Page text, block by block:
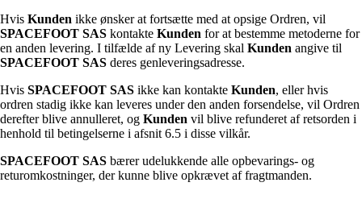
Hvis Kunden ikke ønsker at fortsætte med at opsige Ordren, vil
SPACEFOOT SAS kontakte Kunden for at bestemme metoderne for
en anden levering. I tilfælde af ny Levering skal Kunden angive til
SPACEFOOT SAS deres genleveringsadresse.
Hvis SPACEFOOT SAS ikke kan kontakte Kunden, eller hvis
ordren stadig ikke kan leveres under den anden forsendelse, vil Ordren
derefter blive annulleret, og Kunden vil blive refunderet af retsorden i
henhold til betingelserne i afsnit 6.5 i disse vilkår.
SPACEFOOT SAS bærer udelukkende alle opbevarings- og
returomkostninger, der kunne blive opkrævet af fragtmanden.